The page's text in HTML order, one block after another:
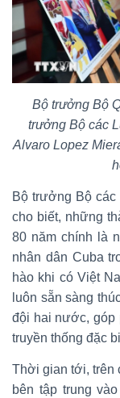
Bộ trưởng Bộ
trưởng Bộ các
Alvaro Lopez
Bộ trưởng Bộ
cho biết, những
80 năm chính là
nhân dân Cuba
hào khi có Việt
luôn sẵn sàng
đội hai nước, góp
truyền thống đặc
Thời gian tới, trên
bên tập trung